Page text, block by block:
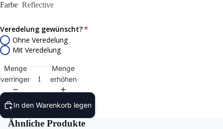
Farbe Reflective
Veredelung gewünscht?
Ohne Veredelung
Mit Veredelung
Menge
verringern
Menge
erhöhen
In den Warenkorb legen
Ähnliche Produkte